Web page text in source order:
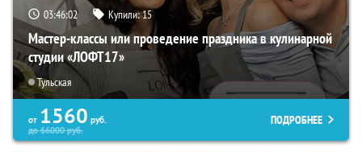
03:46:01 Купили:15
Мастер-классы или проведение праздника в кулинарной
студии «ЛОФТ17»
Тульская
от 1560 руб.
до66000руб.
ПОДРОБНЕЕ